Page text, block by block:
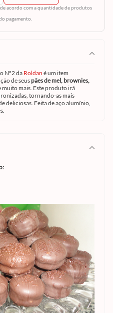
acordo com a quantidade de produtos
pagamento.
Nº2 daRoldan é um item
de seuspães de mel, brownies,
muito mais. Este produto irá
tornando-as mais
deliciosas. Feita de aço alumínio,